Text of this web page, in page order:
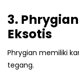
3.
Eksotis
Phrygian memiliki
tegang.